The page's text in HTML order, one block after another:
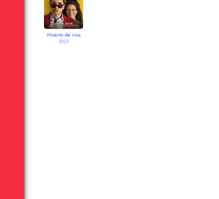
Muerto de risa
2023